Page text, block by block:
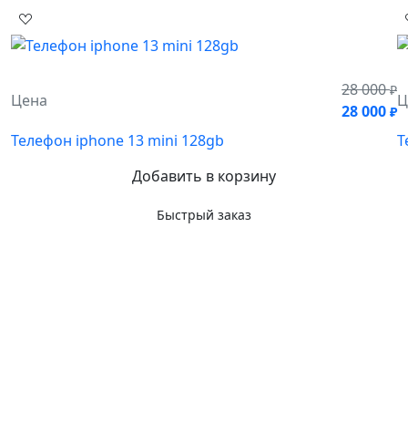
Цена
28 000₽
28 000 ₽
Телефон iphone 13 mini 128gb
Добавить в корзину
Быстрый заказ